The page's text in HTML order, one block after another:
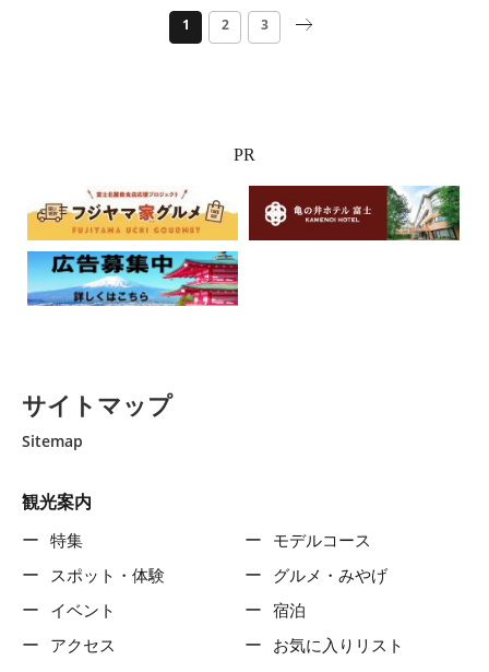
1 2 3
PR
サイトマップ
Sitemap
観光案内
特集
モデルコース
スポット・体験
グルメ・みやげ
イベント
宿泊
アクセス
お気に入りリスト